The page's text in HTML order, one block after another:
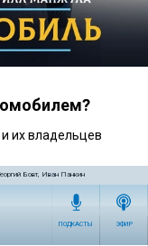
Бовт, Иван Панкин
ПОДКАСТЫ ЭФИР
их владельцев